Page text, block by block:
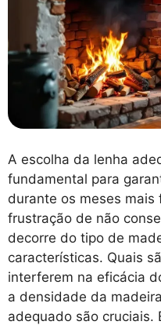
A escolha da lenha
fundamental para
durante os meses mais
frustração de não
decorre do tipo de
características. Quais
interferem na eficácia
a densidade da
adequado são cruciais.